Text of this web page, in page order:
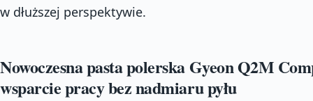
w dłuższej perspektywie.
Nowoczesna pasta polerska Gyeon Q2M
wsparcie pracy bez nadmiaru pyłu